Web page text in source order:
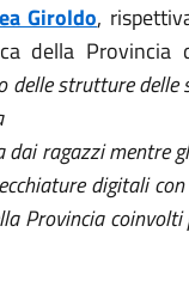
Giroldo,
della
delle strutture
dai ragazzi mentre
digitali
Provincia